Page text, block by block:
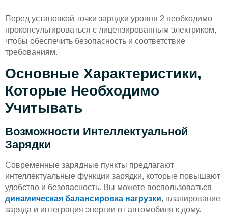
Перед установкой точки зарядки уровня 2 необходимо
проконсультироваться с лицензированным электриком,
чтобы обеспечить безопасность и соответствие
требованиям.
Основные Характеристики,
Которые Необходимо
Учитывать
Возможности Интеллектуальной
Зарядки
Современные зарядные пункты предлагают
интеллектуальные функции зарядки, которые повышают
удобство и безопасность. Вы можете воспользоваться
динамическая балансировка нагрузки, планирование
заряда и интеграция энергии от автомобиля к дому.